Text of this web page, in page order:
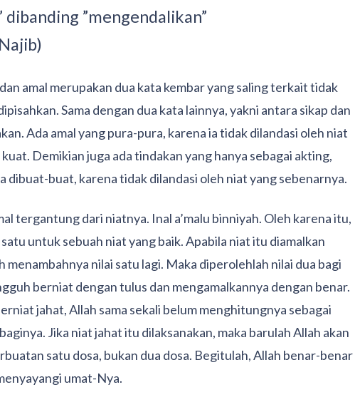
dibanding ”mengendalikan”
amal merupakan dua kata kembar yang saling terkait tidak
Sama dengan dua kata lainnya, yakni antara sikap dan
Ada amal yang pura-pura, karena ia tidak dilandasi oleh niat
Demikian juga ada tindakan yang hanya sebagai akting,
dibuat-buat, karena tidak dilandasi oleh niat yang sebenarnya.
tergantung dari niatnya. Inal a’malu binniyah. Oleh karena itu,
untuk sebuah niat yang baik. Apabila niat itu diamalkan
menambahnya nilai satu lagi. Maka diperolehlah nilai dua bagi
berniat dengan tulus dan mengamalkannya dengan benar.
jahat, Allah sama sekali belum menghitungnya sebagai
Jika niat jahat itu dilaksanakan, maka barulah Allah akan
satu dosa, bukan dua dosa. Begitulah, Allah benar-benar
umat-Nya.